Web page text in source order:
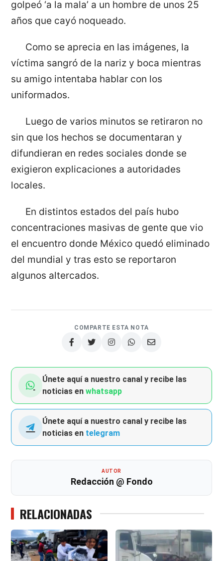
golpeó ‘a la mala’ a un hombre de unos 25
años que cayó noqueado.
Como se aprecia en las imágenes, la
víctima sangró de la nariz y boca mientras
su amigo intentaba hablar con los
uniformados.
Luego de varios minutos se retiraron no
sin que los hechos se documentaran y
difundieran en redes sociales donde se
exigieron explicaciones a autoridades
locales.
En distintos estados del país hubo
concentraciones masivas de gente que vio
el encuentro donde México quedó eliminado
del mundial y tras esto se reportaron
algunos altercados.
COMPARTE ESTA NOTA
Únete aquí a nuestro canal y recibe las
noticias enwhatsapp
Únete aquí a nuestro canal y recibe las
noticias en telegram
AUTOR
Redacción @ Fondo
RELACIONADAS